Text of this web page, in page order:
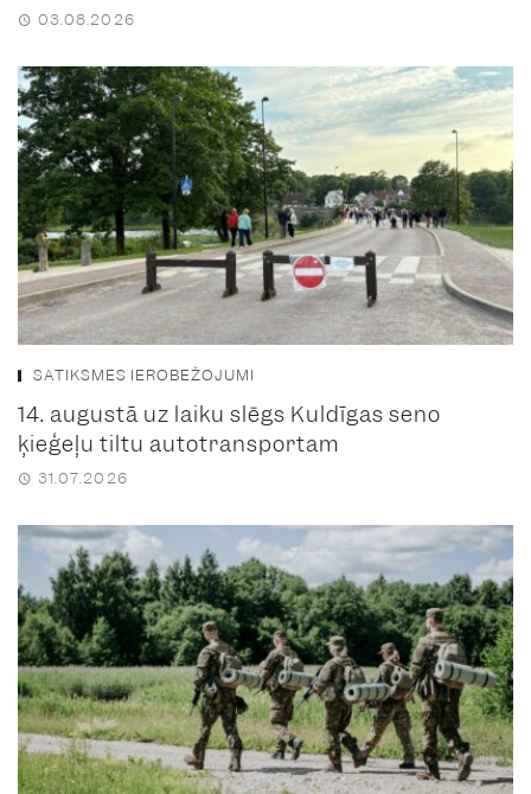
03.08.2026
SATIKSMES IEROBEŽOJUMI
14. augustā uz laiku slēgs Kuldīgas seno
ķieģeļu tiltu autotransportam
31.07.2026